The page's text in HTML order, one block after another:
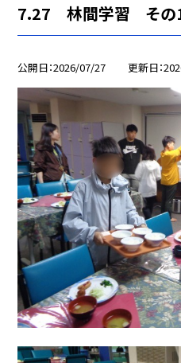
7.27 林間学習 その
公開日 2026/07/27 更新日